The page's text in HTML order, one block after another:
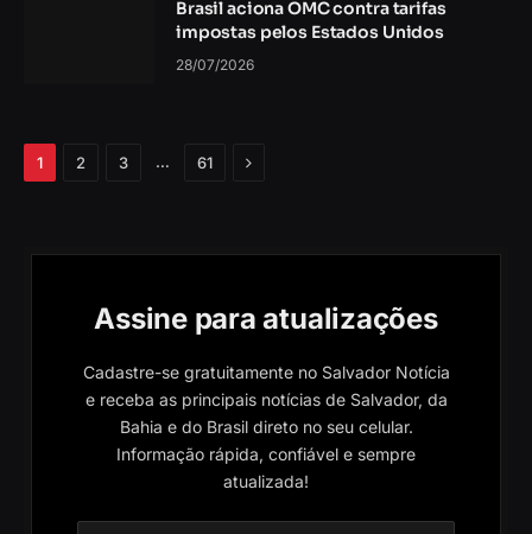
Brasil aciona OMC contra tarifas
impostas pelos Estados Unidos
28/07/2026
1 2 3 … 61 Próximo
Assine para atualizações
Cadastre-se gratuitamente no Salvador Notícia
e receba as principais notícias de Salvador, da
Bahia e do Brasil direto no seu celular.
Informação rápida, confiável e sempre
atualizada!